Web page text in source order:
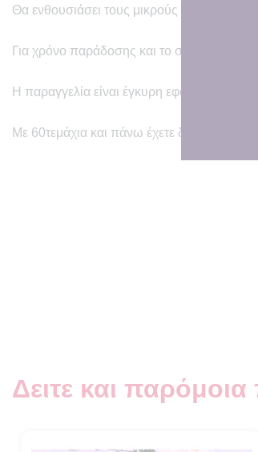
Θα ενθουσιάσει τους μικρούς
Για χρόνο παράδοσης και το σχέδιο
Η παραγγελία είναι έγκυρη εφόσον
Με 60τεμάχια και πάνω έχετε δώρο
Δειτε και παρόμοια